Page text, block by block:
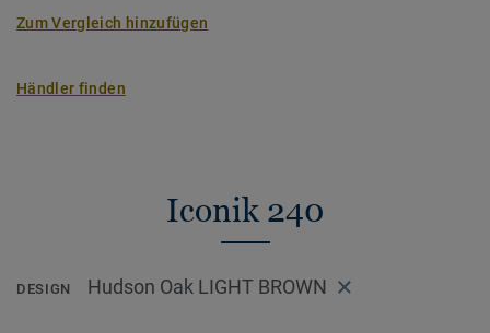
Zum Vergleich hinzufügen
Händler finden
Iconik 240
DESIGN Hudson Oak LIGHT BROWN